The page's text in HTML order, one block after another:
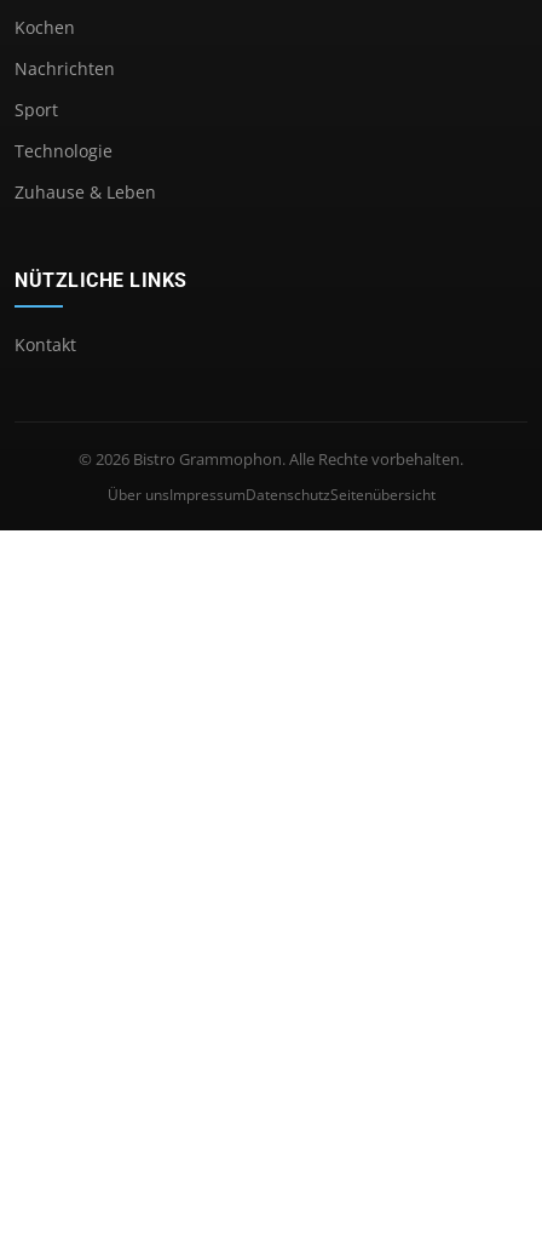
Kochen
Nachrichten
Sport
Technologie
Zuhause & Leben
NÜTZLICHE LINKS
Kontakt
© 2026 Bistro Grammophon. Alle Rechte vorbehalten.
Über unsImpressumDatenschutzSeitenübersicht